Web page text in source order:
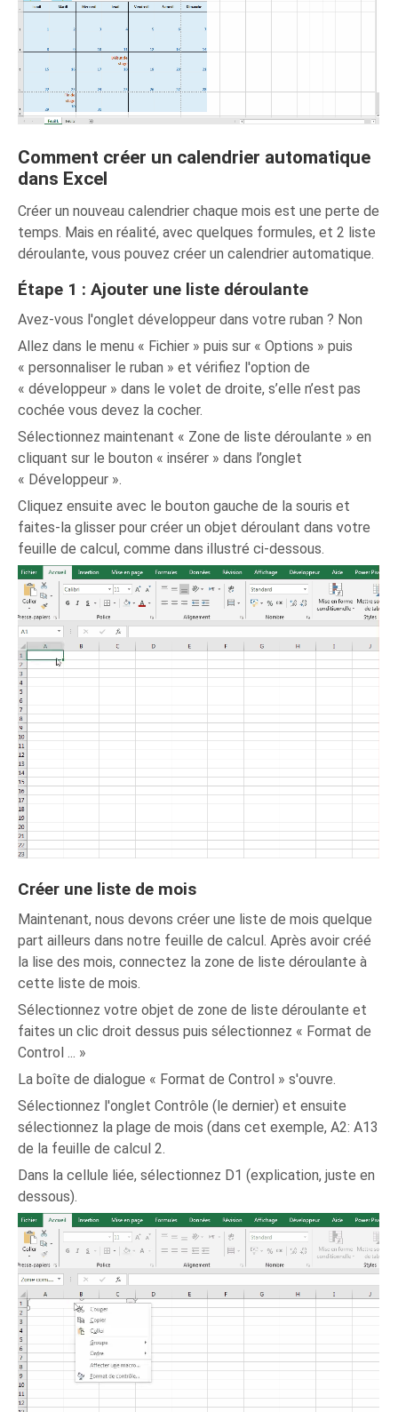
Comment créer un calendrier automatique
dans Excel
Créer un nouveau calendrier chaque mois est une perte de
temps. Mais en réalité, avec quelques formules, et 2 liste
déroulante, vous pouvez créer un calendrier automatique.
Étape 1 : Ajouter une liste déroulante
Avez-vous l'onglet développeur dans votre ruban ? Non
Allez dans le menu « Fichier » puis sur « Options » puis
« personnaliser le ruban » et vérifiez l'option de
« développeur » dans le volet de droite, s’elle n’est pas
cochée vous devez la cocher.
Sélectionnez maintenant « Zone de liste déroulante » en
cliquant sur le bouton « insérer » dans l’onglet
« Développeur ».
Cliquez ensuite avec le bouton gauche de la souris et
faites-la glisser pour créer un objet déroulant dans votre
feuille de calcul, comme dans illustré ci-dessous.
Créer une liste de mois
Maintenant, nous devons créer une liste de mois quelque
part ailleurs dans notre feuille de calcul. Après avoir créé
la lise des mois, connectez la zone de liste déroulante à
cette liste de mois.
Sélectionnez votre objet de zone de liste déroulante et
faites un clic droit dessus puis sélectionnez « Format de
Control ... »
La boîte de dialogue « Format de Control » s'ouvre.
Sélectionnez l'onglet Contrôle (le dernier) et ensuite
sélectionnez la plage de mois (dans cet exemple, A2: A13
de la feuille de calcul 2.
Dans la cellule liée, sélectionnez D1 (explication, juste en
dessous).